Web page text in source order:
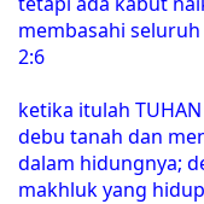
membasahi
2:6
ketika itulah
debu tanah dan
dalam hidungnya;
makhluk yang